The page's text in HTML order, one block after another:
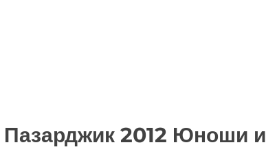
2012 Юноши и